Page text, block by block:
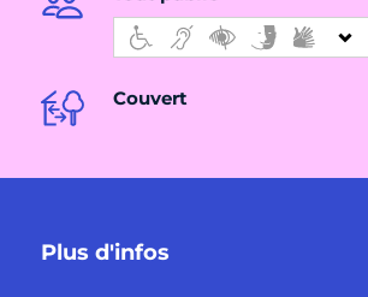
Couvert
Plus d'infos